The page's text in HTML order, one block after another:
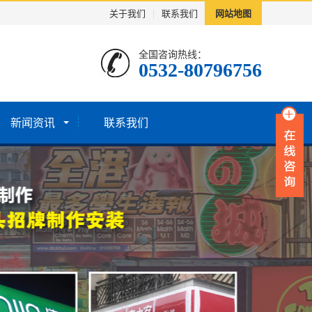
关于我们 联系我们 网站地图
全国咨询热线：
0532-80796756
新闻资讯 联系我们